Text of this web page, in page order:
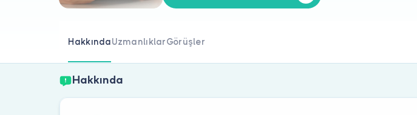
HakkındaUzmanlıklarGörüşler
Hakkında